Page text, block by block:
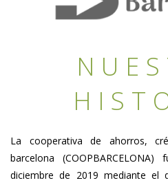
La cooperativa de ahorros,
barcelona
diciembre de 2019 mediante el